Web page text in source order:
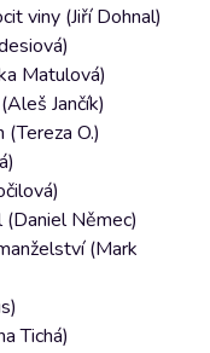
viny (Jiří Dohnal)
Matulová)
Jančík)
O.)
Němec)
(Mark
Tichá)